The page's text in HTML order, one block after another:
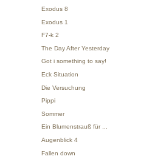
Exodus 8
Exodus 1
F7-k 2
The Day After Yesterday
Got i something to say!
Eck Situation
Die Versuchung
Pippi
Sommer
Ein Blumenstrauß für ...
Augenblick 4
Fallen down